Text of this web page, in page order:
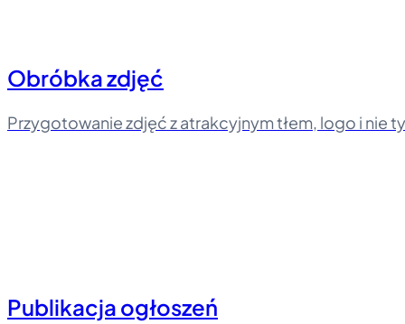
Obróbka zdjęć
Przygotowanie zdjęć z atrakcyjnym tłem, logo i nie
Publikacja ogłoszeń